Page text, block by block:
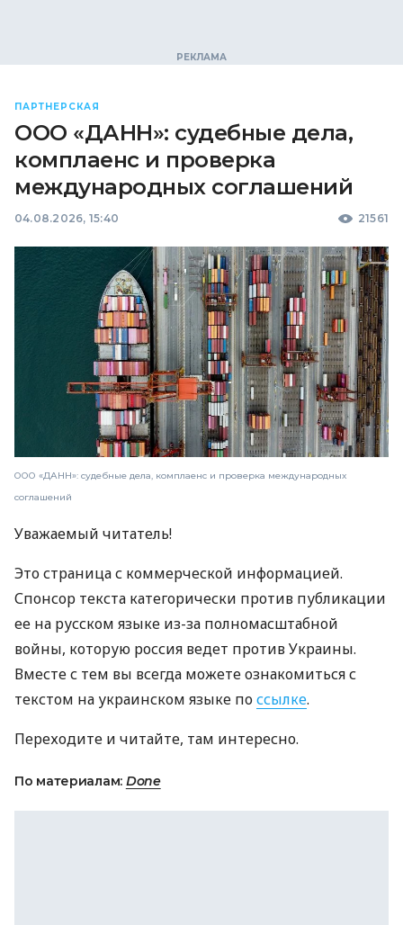
ПАРТНЕРСКАЯ
ООО «ДАНН»: судебные дела,
комплаенс и проверка
международных соглашений
04.08.2026, 15:40 21561
ООО «ДАНН»: судебные дела, комплаенс и проверка международных
соглашений
Уважаемый читатель!
Это страница с коммерческой информацией.
Спонсор текста категорически против публикации
ее на русском языке из-за полномасштабной
войны, которую россия ведет против Украины.
Вместе с тем вы всегда можете ознакомиться с
текстом на украинском языке поссылке.
Переходите и читайте, там интересно.
По материалам: Done